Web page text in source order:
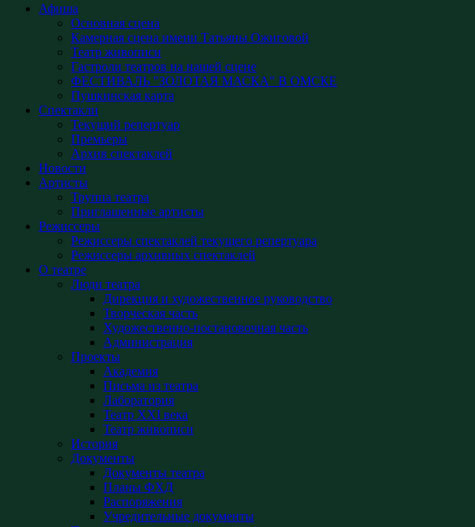
Афиша
Основная сцена
Камерная сцена имени Татьяны Ожиговой
Театр живописи
Гастроли театров на нашей сцене
ФЕСТИВАЛЬ "ЗОЛОТАЯ МАСКА" В ОМСКЕ
Пушкинская карта
Спектакли
Текущий репертуар
Премьеры
Архив спектаклей
Новости
Артисты
Труппа театра
Приглашенные артисты
Режиссеры
Режиссеры спектаклей текущего репертуара
Режиссеры архивных спектаклей
О театре
Люди театра
Дирекция и художественное руководство
Творческая часть
Художественно-постановочная часть
Администрация
Проекты
Академия
Письма из театра
Лаборатория
Театр XXI века
Театр живописи
История
Документы
Документы театра
Планы ФХД
Распоряжения
Учредительные документы